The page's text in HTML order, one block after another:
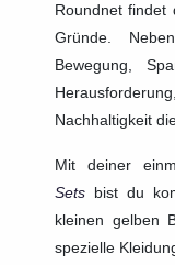
Roundnet findet
Gründe.
Bewegung,
Nachhaltigkeit
Mit deiner
Sets bist du
kleinen gelben
spezielle